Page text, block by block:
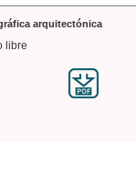
arquitectónica
libre